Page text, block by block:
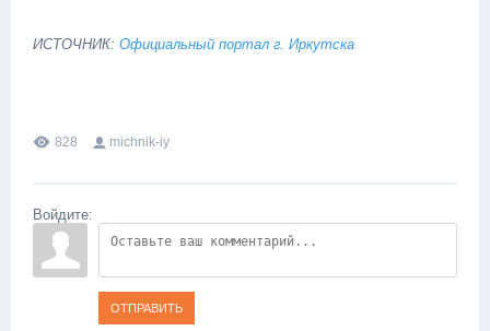
ИСТОЧНИК: Официальный портал г. Иркутска
828 michnik-iy
Войдите:
ОТПРАВИТЬ